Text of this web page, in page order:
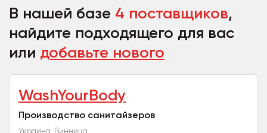
В нашей базе 4 поставщиков,
найдите подходящего для вас
или добавьте нового
WashYourBody
Производство санитайзеров
Украина, Винница